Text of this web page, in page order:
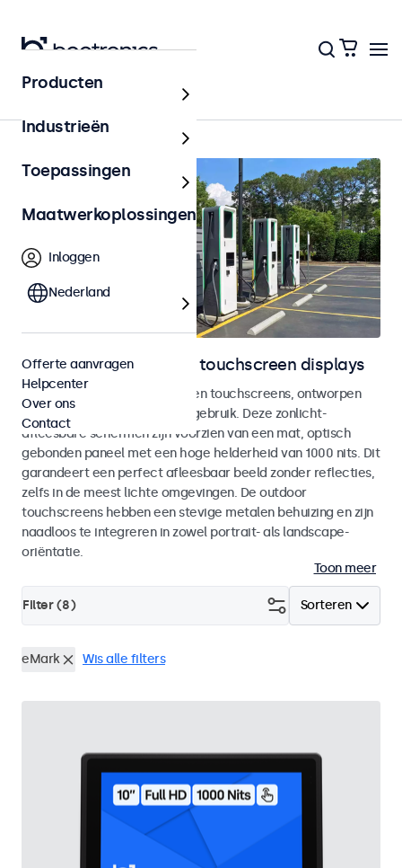
Home
Outdoor monitoren en touchscreen displays
Weersbestendige monitoren en touchscreens, ontworpen
voor zowel binnen- als buitengebruik. Deze zonlicht-
afleesbare schermen zijn voorzien van een mat, optisch
gebonden paneel met een hoge helderheid van 1000 nits. Dit
garandeert een perfect afleesbaar beeld zonder reflecties,
zelfs in de meest lichte omgevingen. De outdoor
touchscreens hebben een stevige metalen behuizing en zijn
naadloos te integreren in zowel portrait- als landscape-
oriëntatie.
Toon meer
Sorteren
Filter (8)
eMark Wis alle filters
Producten
Industrieën
Toepassingen
Maatwerkoplossingen
Inloggen
Nederland
Offerte aanvragen
Helpcenter
Over ons
Contact